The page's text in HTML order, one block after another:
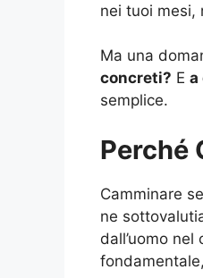
nei tuoi mesi,
Ma una
concreti? E a
semplice.
Perché
Camminare
ne
dall’uomo